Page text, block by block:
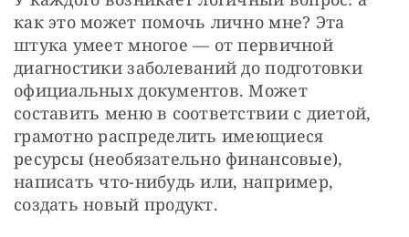
как это может помочь лично мне? Эта
штука умеет многое — от первичной
диагностики заболеваний до подготовки
официальных документов. Может
составить меню в соответствии с диетой,
грамотно распределить имеющиеся
ресурсы (необязательно финансовые),
написать что-нибудь или, например,
создать новый продукт.